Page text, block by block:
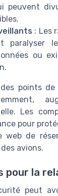
peuvent
: Les
paralyser
ou
points
Les
pour
web de
avions.
pour la
peut